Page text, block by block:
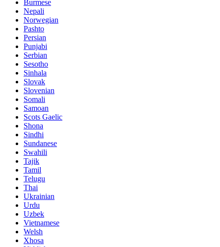
Burmese
Nepali
Norwegian
Pashto
Persian
Punjabi
Serbian
Sesotho
Sinhala
Slovak
Slovenian
Somali
Samoan
Scots Gaelic
Shona
Sindhi
Sundanese
Swahili
Tajik
Tamil
Telugu
Thai
Ukrainian
Urdu
Uzbek
Vietnamese
Welsh
Xhosa